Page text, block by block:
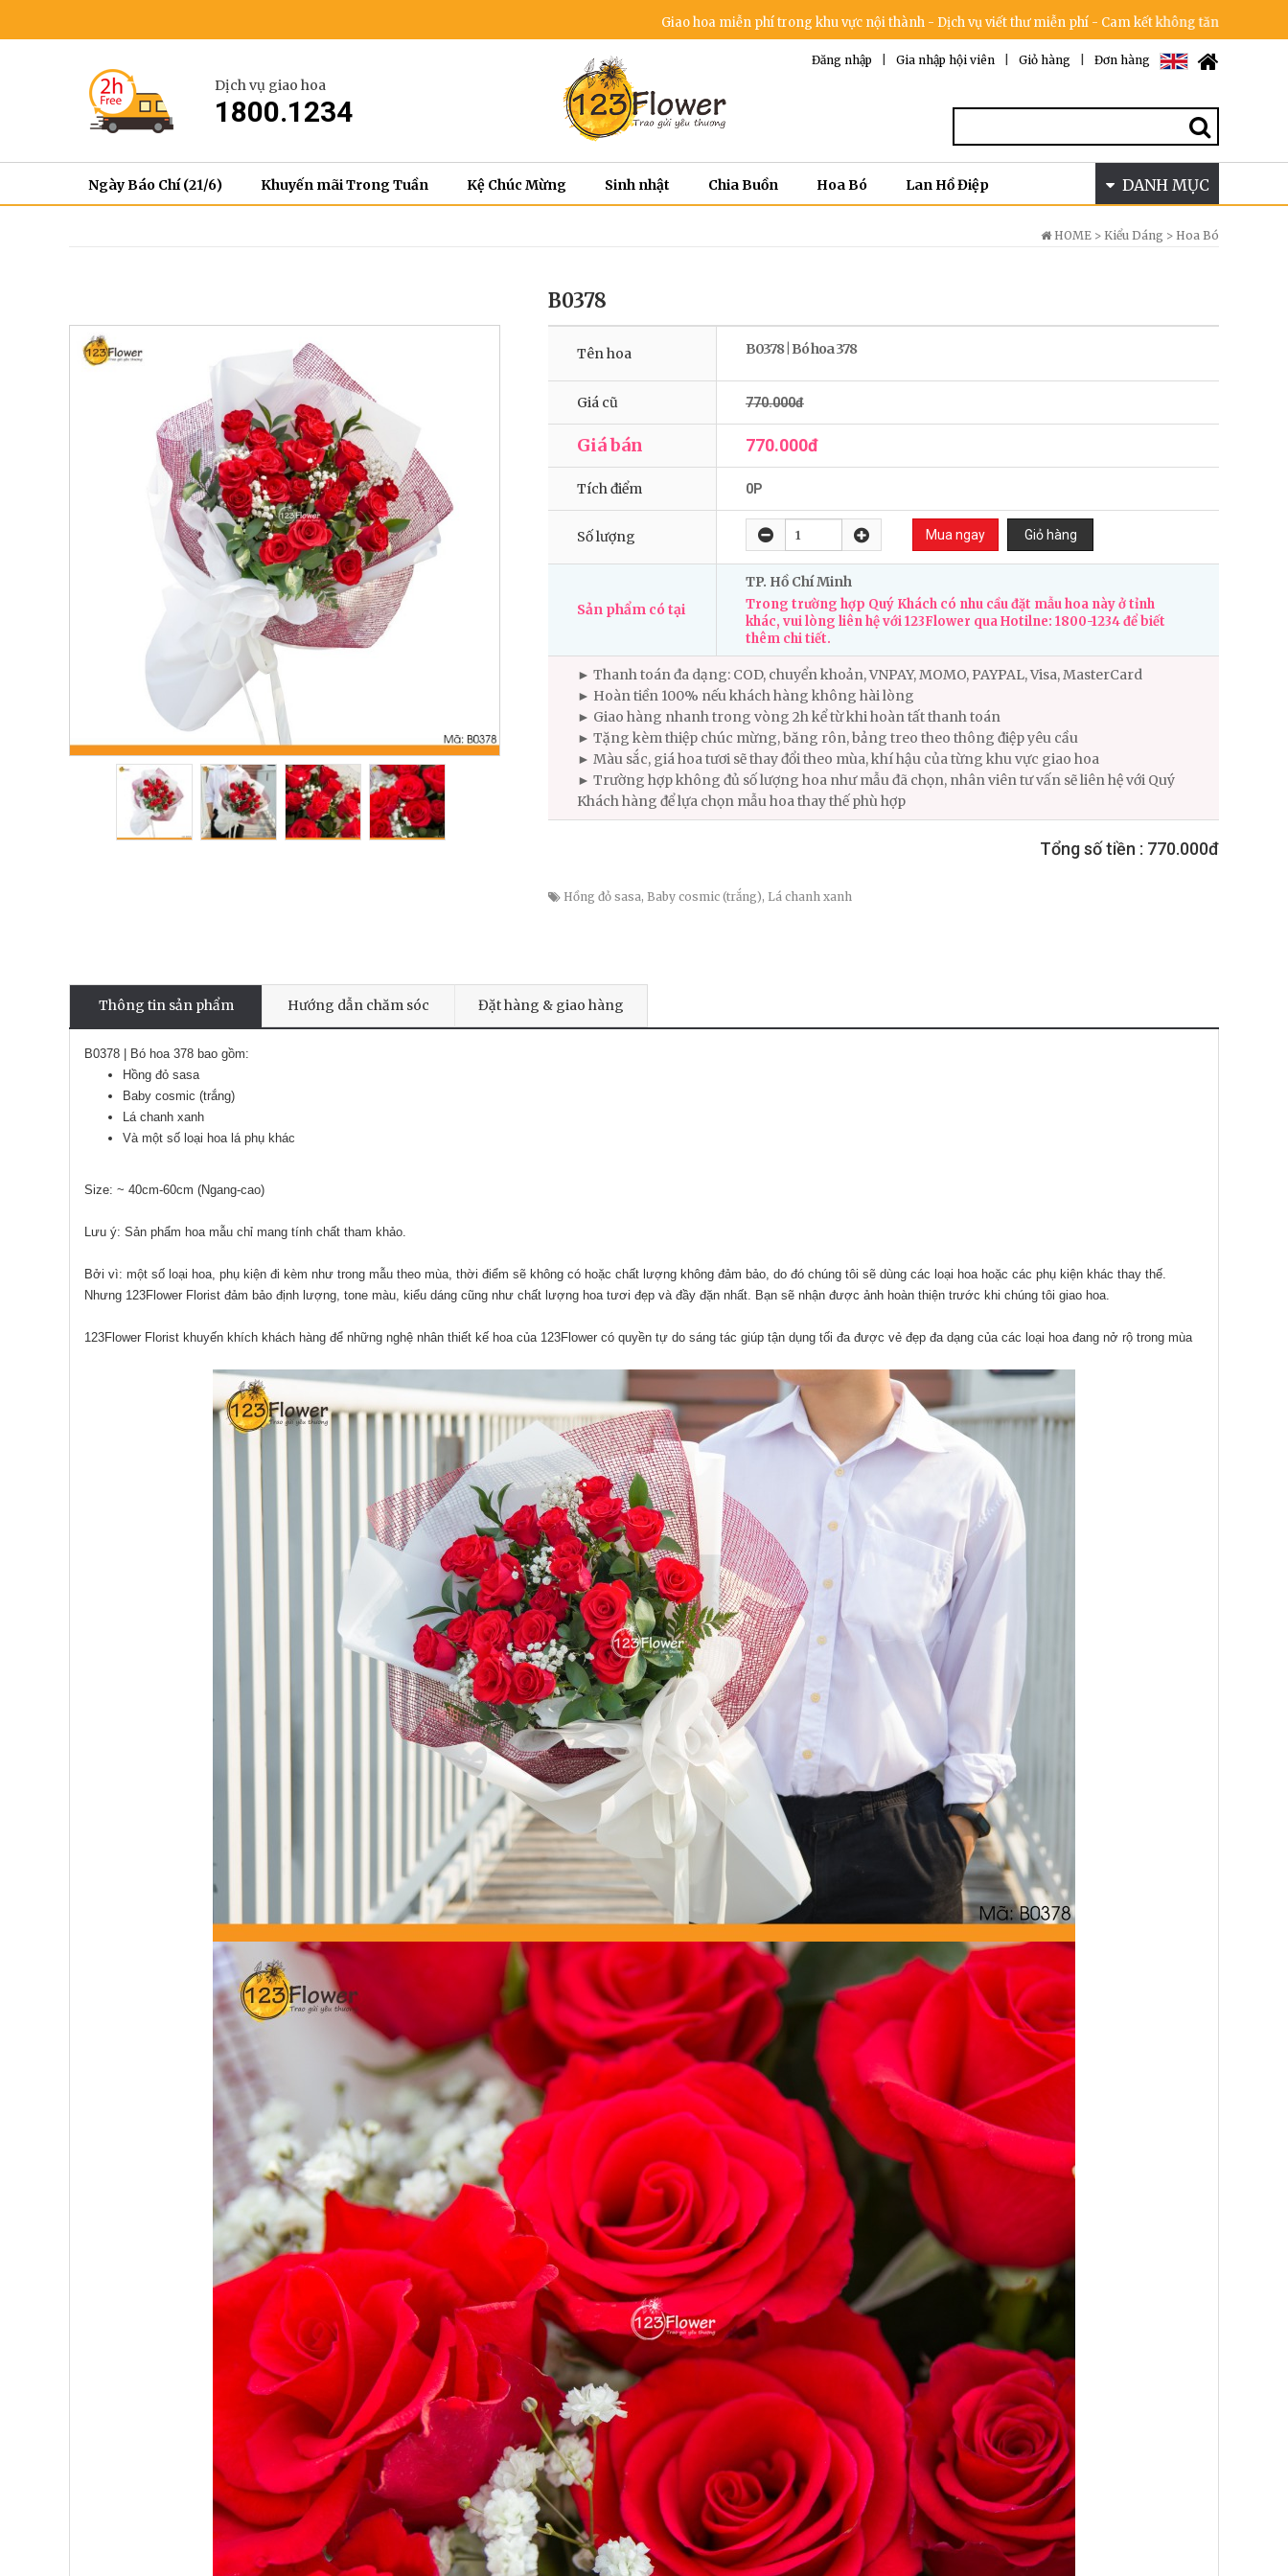
Giao hoa miễn phí trong khu vực nội thành - Dịch vụ viết thư miễn phí - Cam kết không tăng giá trong dịp lễ & 100% hài
Dịch vụ giao hoa
1800.1234
Đơn hàng
Giỏ hàng
Gia nhập hội viên
Đăng nhập
Ngày Báo Chí (21/6) Khuyến mãi Trong Tuần Kệ Chúc Mừng Sinh nhật Chia Buồn Hoa Bó Lan Hồ Điệp DANH MỤC
HOME > Kiểu Dáng > Hoa Bó
B0378
Tên hoa B0378 | Bó hoa 378
Giá cũ 770.000đ
Giá bán 770.000đ
Tích điểm 0P
Số lượng
Sản phẩm có tại
TP. Hồ Chí Minh
Trong trường hợp Quý Khách có nhu cầu đặt mẫu hoa này ở tỉnh
khác, vui lòng liên hệ với 123Flower qua Hotilne: 1800-1234 để biết
thêm chi tiết.
► Thanh toán đa dạng: COD, chuyển khoản, VNPAY, MOMO, PAYPAL, Visa, MasterCard
► Hoàn tiền 100% nếu khách hàng không hài lòng
► Giao hàng nhanh trong vòng 2h kể từ khi hoàn tất thanh toán
► Tặng kèm thiệp chúc mừng, băng rôn, bảng treo theo thông điệp yêu cầu
► Màu sắc, giá hoa tươi sẽ thay đổi theo mùa, khí hậu của từng khu vực giao hoa
► Trường hợp không đủ số lượng hoa như mẫu đã chọn, nhân viên tư vấn sẽ liên hệ với Quý
Khách hàng để lựa chọn mẫu hoa thay thế phù hợp
Tổng số tiền : 770.000đ
Hồng đỏ sasa, Baby cosmic (trắng), Lá chanh xanh
Thông tin sản phẩm Hướng dẫn chăm sóc Đặt hàng & giao hàng
B0378 | Bó hoa 378 bao gồm:
Hồng đỏ sasa
Baby cosmic (trắng)
Lá chanh xanh
Và một số loại hoa lá phụ khác
Size: ~ 40cm-60cm (Ngang-cao)
Lưu ý: Sản phẩm hoa mẫu chỉ mang tính chất tham khảo.
Bởi vì: một số loại hoa, phụ kiện đi kèm như trong mẫu theo mùa, thời điểm sẽ không có hoặc chất lượng không đảm bảo, do đó chúng tôi sẽ dùng các loại hoa hoặc các phụ kiện khác thay thế.
Nhưng 123Flower Florist đảm bảo định lượng, tone màu, kiểu dáng cũng như chất lượng hoa tươi đẹp và đầy đặn nhất. Bạn sẽ nhận được ảnh hoàn thiện trước khi chúng tôi giao hoa.
123Flower Florist khuyến khích khách hàng để những nghệ nhân thiết kế hoa của 123Flower có quyền tự do sáng tác giúp tận dụng tối đa được vẻ đẹp đa dạng của các loại hoa đang nở rộ trong mùa